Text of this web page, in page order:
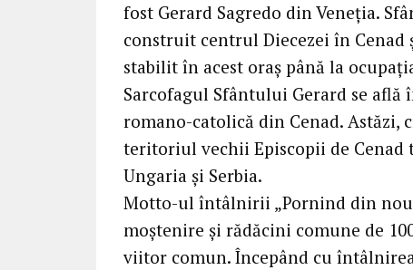
fost Gerard Sagredo din Veneția.
construit centrul Diecezei în Cenad
stabilit în acest oraș până la
Sarcofagul Sfântului Gerard se află
romano-catolică din Cenad. Astăzi,
teritoriul vechii Episcopii de Cenad
Ungaria și Serbia.
Motto-ul întâlnirii „Pornind din nou
moștenire și rădăcini comune de
viitor comun. Începând cu